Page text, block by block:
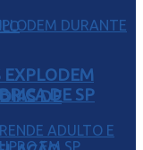
DE
EXPLODEM
DE SP